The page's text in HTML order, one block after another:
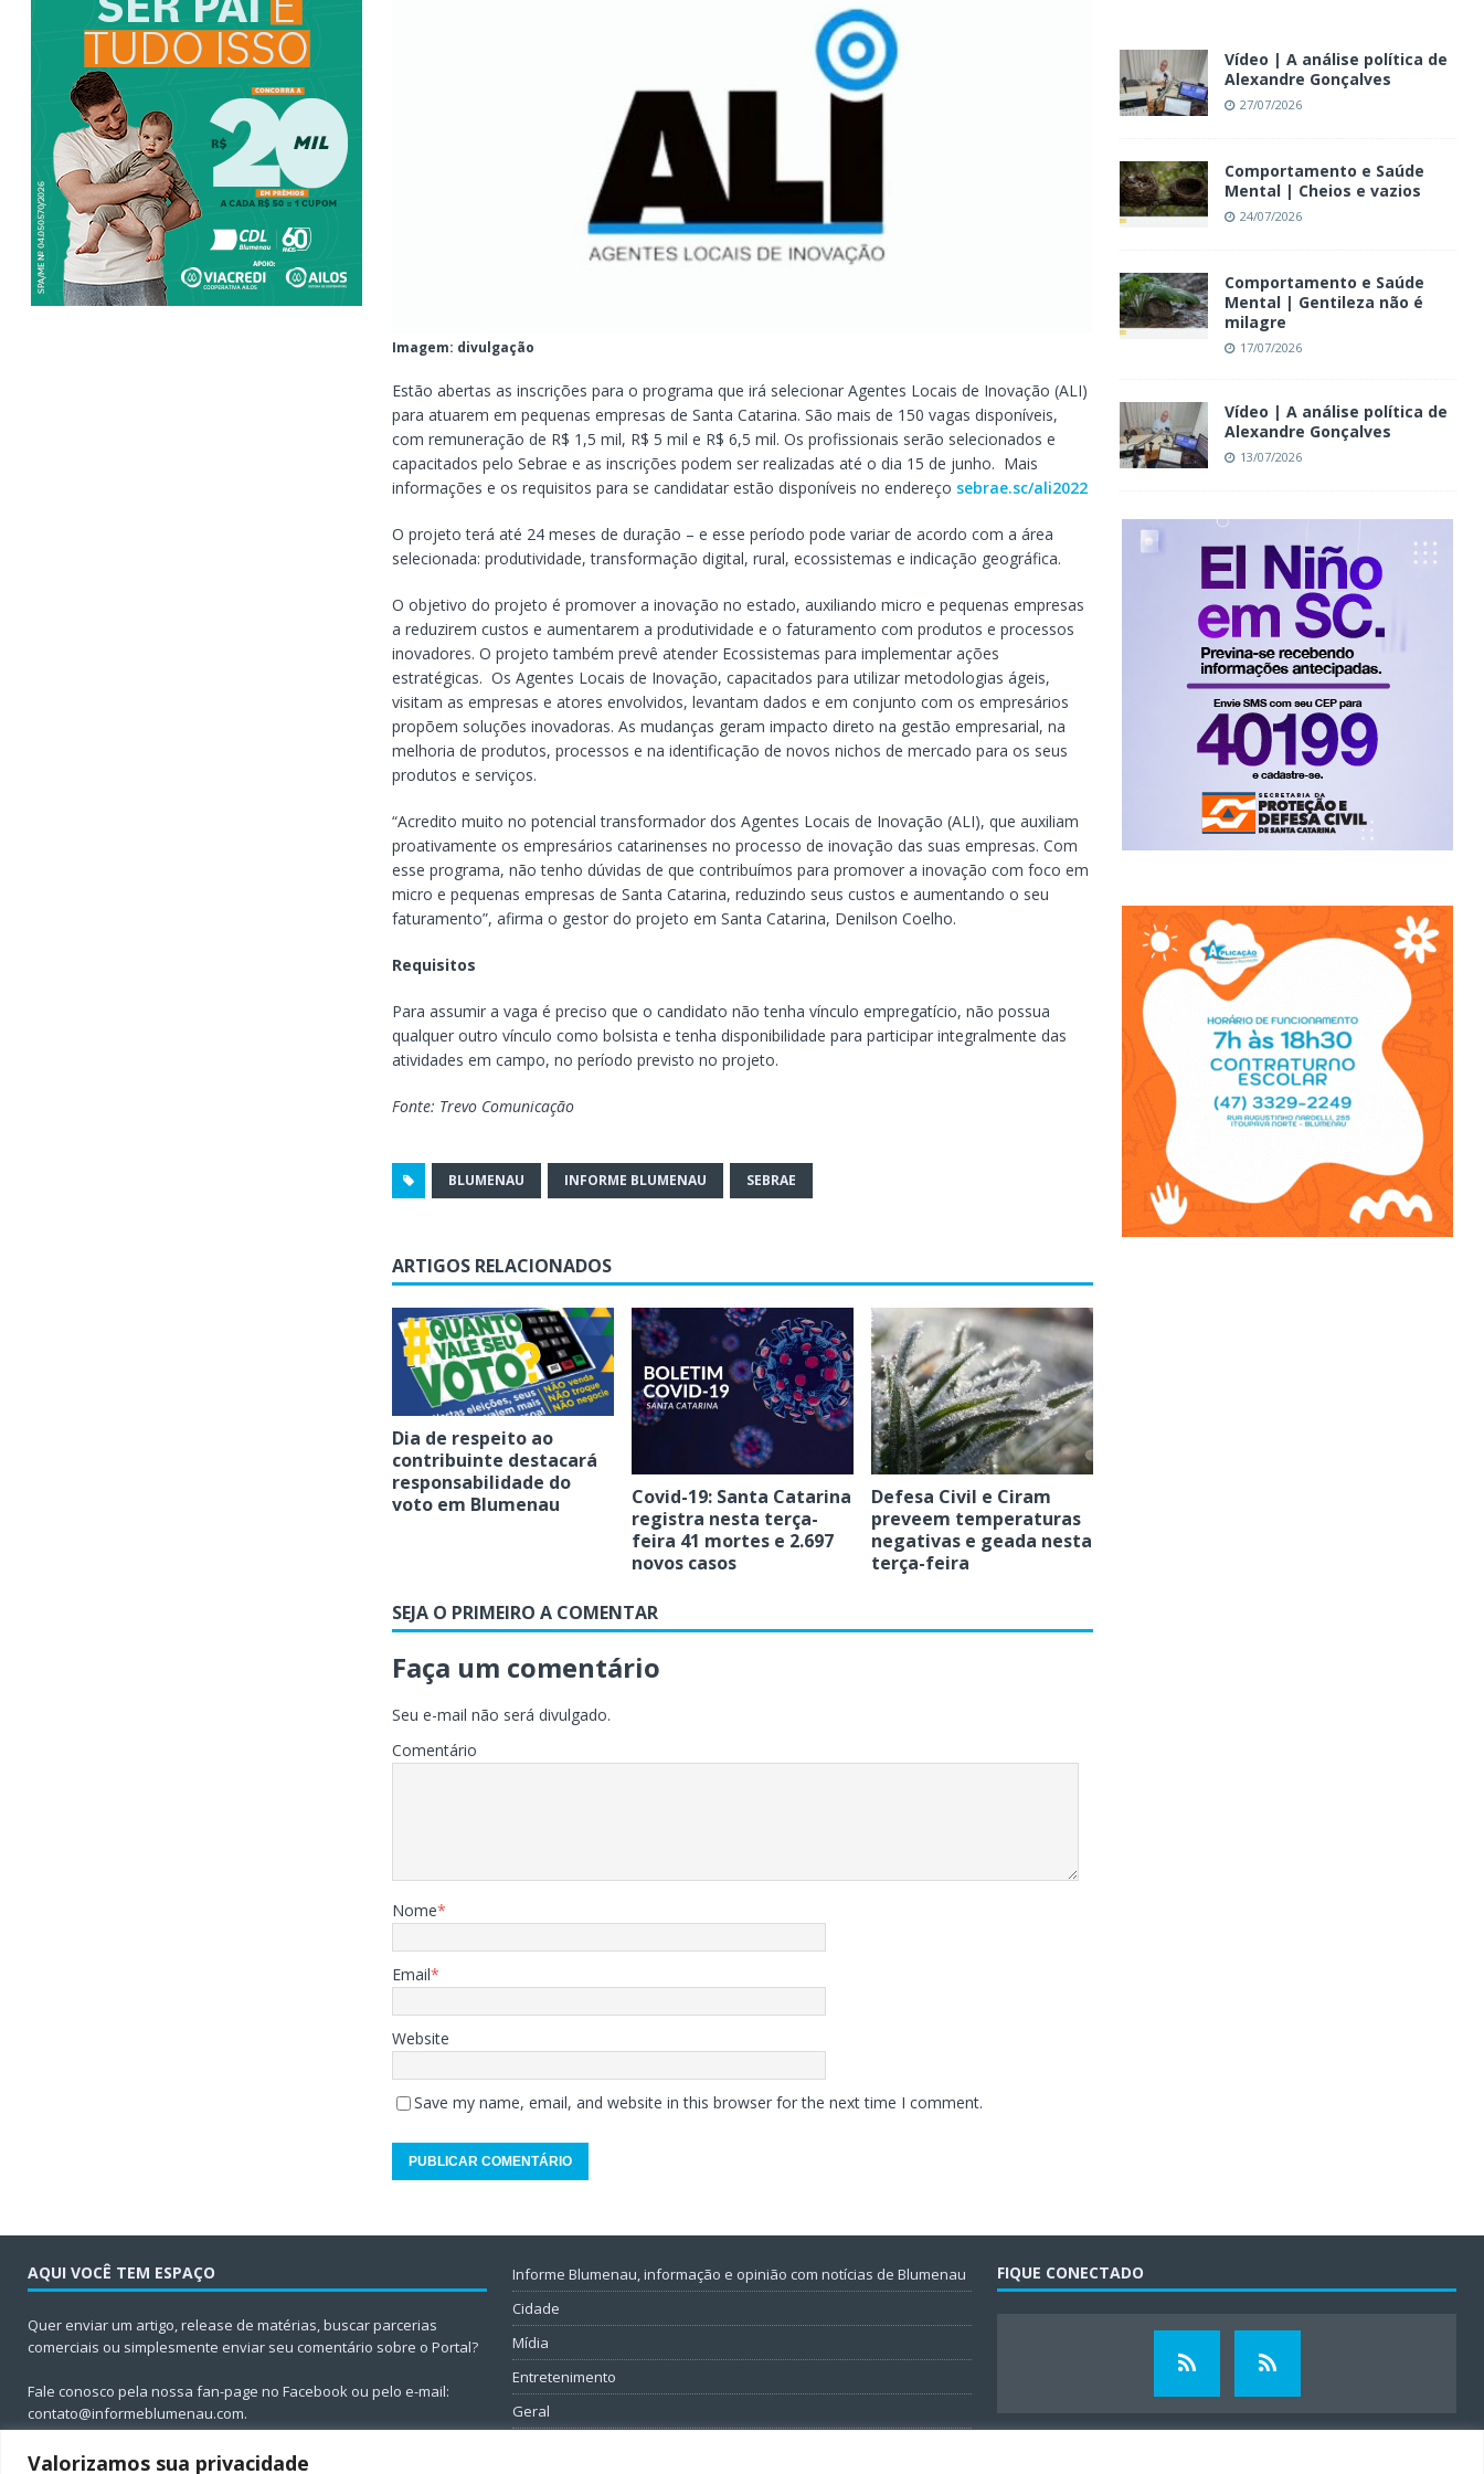
Valorizamos sua privacidade
Imagem: divulgação
Estão abertas as inscrições para o programa que irá selecionar Agentes Locais de Inovação (ALI)
para atuarem em pequenas empresas de Santa Catarina. São mais de 150 vagas disponíveis,
com remuneração de R$ 1,5 mil, R$ 5 mil e R$ 6,5 mil. Os profissionais serão selecionados e
capacitados pelo Sebrae e as inscrições podem ser realizadas até o dia 15 de junho. Mais
informações e os requisitos para se candidatar estão disponíveis no endereço sebrae.sc/ali2022
O projeto terá até 24 meses de duração – e esse período pode variar de acordo com a área
selecionada: produtividade, transformação digital, rural, ecossistemas e indicação geográfica.
O objetivo do projeto é promover a inovação no estado, auxiliando micro e pequenas empresas
a reduzirem custos e aumentarem a produtividade e o faturamento com produtos e processos
inovadores. O projeto também prevê atender Ecossistemas para implementar ações
estratégicas. Os Agentes Locais de Inovação, capacitados para utilizar metodologias ágeis,
visitam as empresas e atores envolvidos, levantam dados e em conjunto com os empresários
propõem soluções inovadoras. As mudanças geram impacto direto na gestão empresarial, na
melhoria de produtos, processos e na identificação de novos nichos de mercado para os seus
produtos e serviços.
“Acredito muito no potencial transformador dos Agentes Locais de Inovação (ALI), que auxiliam
proativamente os empresários catarinenses no processo de inovação das suas empresas. Com
esse programa, não tenho dúvidas de que contribuímos para promover a inovação com foco em
micro e pequenas empresas de Santa Catarina, reduzindo seus custos e aumentando o seu
faturamento”, afirma o gestor do projeto em Santa Catarina, Denilson Coelho.
Requisitos
Para assumir a vaga é preciso que o candidato não tenha vínculo empregatício, não possua
qualquer outro vínculo como bolsista e tenha disponibilidade para participar integralmente das
atividades em campo, no período previsto no projeto.
Fonte: Trevo Comunicação
BLUMENAU INFORME BLUMENAU SEBRAE
ARTIGOS RELACIONADOS
Dia de respeito ao
contribuinte destacará
responsabilidade do
voto em Blumenau
Covid-19: Santa Catarina
registra nesta terça-
feira 41 mortes e 2.697
novos casos
Defesa Civil e Ciram
preveem temperaturas
negativas e geada nesta
terça-feira
SEJA O PRIMEIRO A COMENTAR
Faça um comentário
Seu e-mail não será divulgado.
Comentário
Nome*
Email*
Website
Save my name, email, and website in this browser for the next time I comment.
Vídeo | A análise política de
Alexandre Gonçalves
27/07/2026
Comportamento e Saúde
Mental | Cheios e vazios
24/07/2026
Comportamento e Saúde
Mental | Gentileza não é
milagre
17/07/2026
Vídeo | A análise política de
Alexandre Gonçalves
13/07/2026
AQUI VOCÊ TEM ESPAÇO
Quer enviar um artigo, release de matérias, buscar parcerias
comerciais ou simplesmente enviar seu comentário sobre o Portal?
Fale conosco pela nossa fan-page no Facebook ou pelo e-mail:
contato@informeblumenau.com.
Informe Blumenau, informação e opinião com notícias de Blumenau
Cidade
Mídia
Entretenimento
Geral
FIQUE CONECTADO